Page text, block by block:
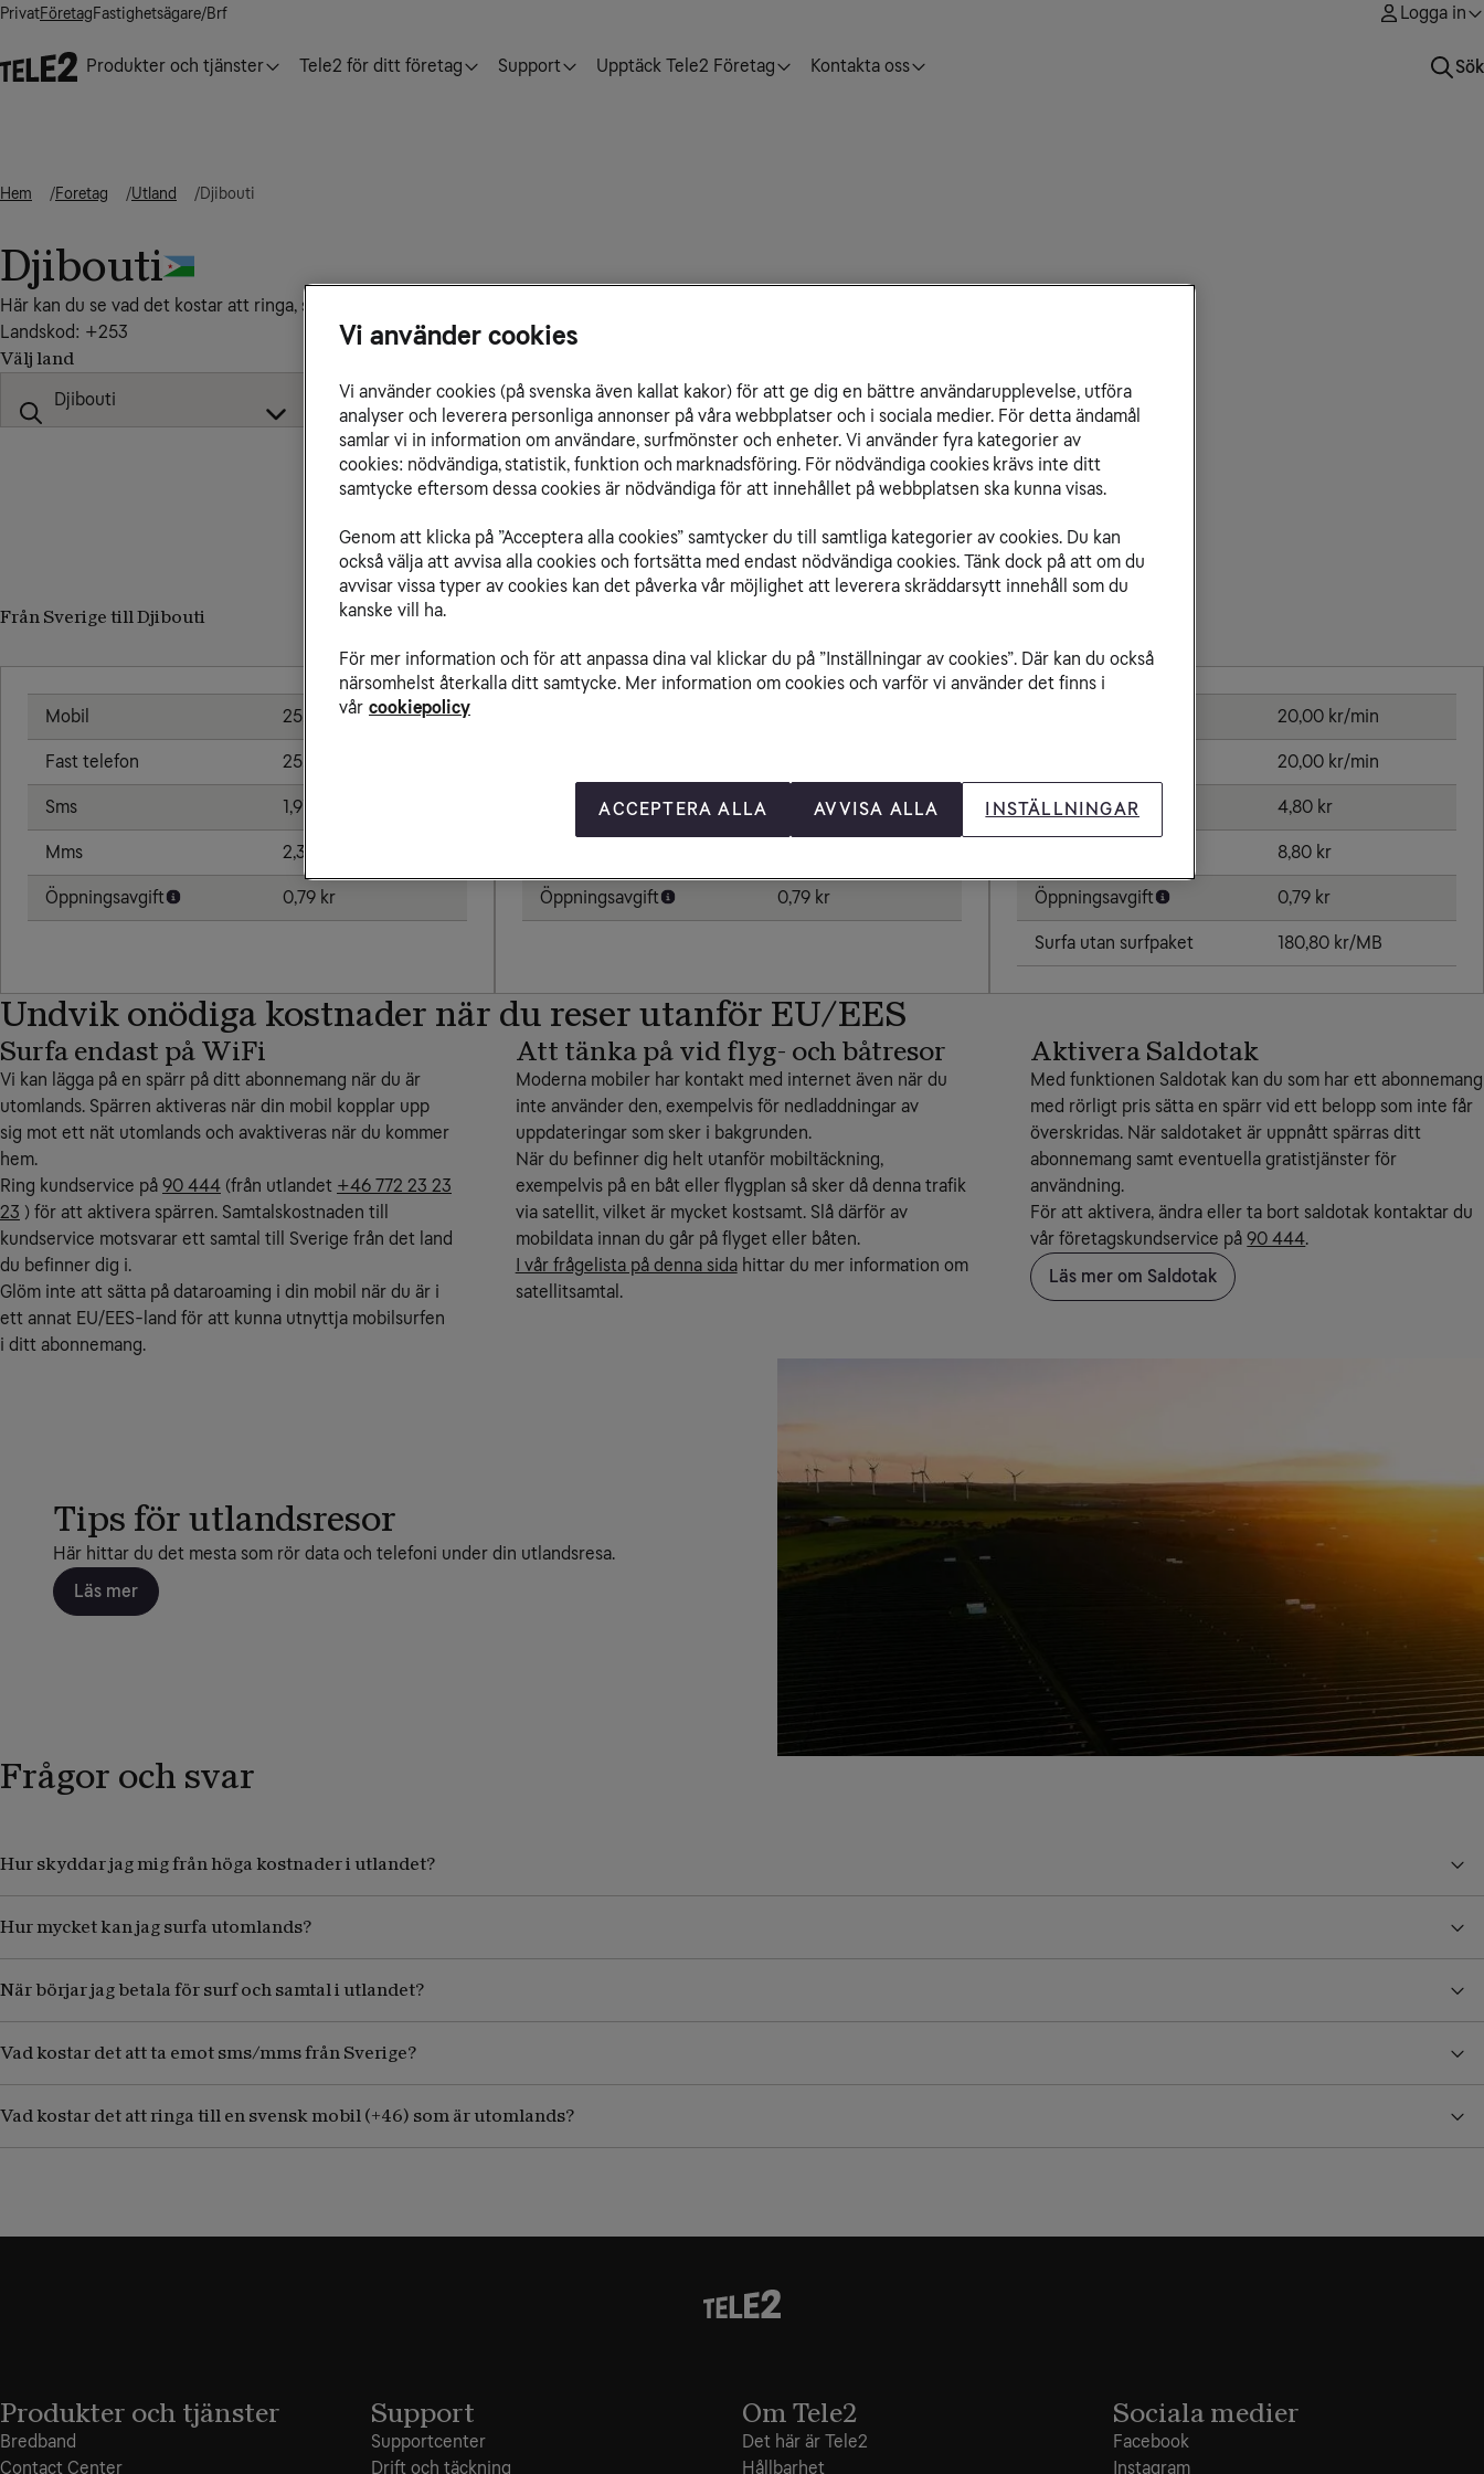
PrivatFöretagFastighetsägare/Brf Logga in
Produkter och tjänster Tele2 för ditt företag Support Upptäck Tele2 Företag Kontakta oss Sök
Hem Foretag Utland Djibouti
Djibouti
Här kan du se vad det kostar att ringa, sms:a till, från och inom Djibouti. Det går inte att surfa med mobilen landet.
Landskod: +253
Välj land
Från Sverige till Djibouti
Mobil 25,00 kr/min
Fast telefon 25,00 kr/min
Sms 1,91 kr
Mms 2,39 kr
Öppningsavgift 0,79 kr
Från Djibouti till
4,80 kr
Öppningsavgift 0,79 kr
20,00 kr/min
20,00 kr/min
Sms 4,80 kr
8,80 kr
Öppningsavgift 0,79 kr
Surfa utan surfpaket 180,80 kr/MB
Undvik onödiga kostnader när du reser utanför EU/EES
Surfa endast på WiFi
Vi kan lägga på en spärr på ditt abonnemang när du är
utomlands. Spärren aktiveras när din mobil kopplar upp
sig mot ett nät utomlands och avaktiveras när du kommer
hem.
Ring kundservice på 90 444 (från utlandet +46 772 23 23
23 ) för att aktivera spärren. Samtalskostnaden till
kundservice motsvarar ett samtal till Sverige från det land
du befinner dig i.
Glöm inte att sätta på dataroaming i din mobil när du är i
ett annat EU/EES-land för att kunna utnyttja mobilsurfen
i ditt abonnemang.
Att tänka på vid flyg- och båtresor
Moderna mobiler har kontakt med internet även när du
inte använder den, exempelvis för nedladdningar av
uppdateringar som sker i bakgrunden.
När du befinner dig helt utanför mobiltäckning,
exempelvis på en båt eller flygplan så sker då denna trafik
via satellit, vilket är mycket kostsamt. Slå därför av
mobildata innan du går på flyget eller båten.
I vår frågelista på denna sidahittar du mer information om
satellitsamtal.
Aktivera Saldotak
Med funktionen Saldotak kan du som har ett abonnemang
med rörligt pris sätta en spärr vid ett belopp som inte får
överskridas. När saldotaket är uppnått spärras ditt
abonnemang samt eventuella gratistjänster för
användning.
För att aktivera, ändra eller ta bort saldotak kontaktar du
vår företagskundservice på90 444.
Läs mer om Saldotak
Tips för utlandsresor
Här hittar du det mesta som rör data och telefoni under din utlandsresa.
Läs mer
Frågor och svar
Hur skyddar jag mig från höga kostnader i utlandet?
Hur mycket kan jag surfa utomlands?
När börjar jag betala för surf och samtal i utlandet?
Vad kostar det att ta emot sms/mms från Sverige?
Vad kostar det att ringa till en svensk mobil (+46) som är utomlands?
Produkter och tjänster
Bredband
Contact Center
Support
Supportcenter
Drift och täckning
Om Tele2
Det här är Tele2
Hållbarhet
Sociala medier
Facebook
Instagram
Vi använder cookies
Vi använder cookies (på svenska även kallat kakor) för att ge dig en bättre användarupplevelse, utföra
analyser och leverera personliga annonser på våra webbplatser och i sociala medier. För detta ändamål
samlar vi in information om användare, surfmönster och enheter. Vi använder fyra kategorier av
cookies: nödvändiga, statistik, funktion och marknadsföring. För nödvändiga cookies krävs inte ditt
samtycke eftersom dessa cookies är nödvändiga för att innehållet på webbplatsen ska kunna visas.
Genom att klicka på ”Acceptera alla cookies” samtycker du till samtliga kategorier av cookies. Du kan
också välja att avvisa alla cookies och fortsätta med endast nödvändiga cookies. Tänk dock på att om du
avvisar vissa typer av cookies kan det påverka vår möjlighet att leverera skräddarsytt innehåll som du
kanske vill ha.
För mer information och för att anpassa dina val klickar du på ”Inställningar av cookies”. Där kan du också
närsomhelst återkalla ditt samtycke. Mer information om cookies och varför vi använder det finns i
vår cookiepolicy
ACCEPTERA ALLA AVVISA ALLA INSTÄLLNINGAR